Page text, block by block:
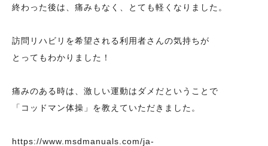
終わった後は、痛みもなく、とても軽くなりました。
訪問リハビリを希望される利用者さんの気持ちが
とってもわかりました！
痛みのある時は、激しい運動はダメだということで
「コッドマン体操」を教えていただきました。
https://www.msdmanuals.com/ja-